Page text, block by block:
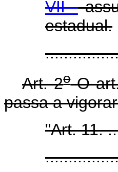
VII -
estadual.
Art. 2oO
passa a
"Art. 11.